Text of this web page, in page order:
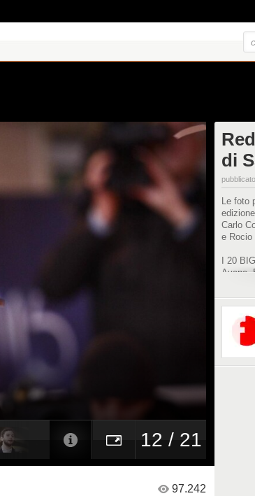
12 / 21
di
Le foto
Carlo
e Rocio
I 20
Ayane,
Jack,
Volo,
97.242